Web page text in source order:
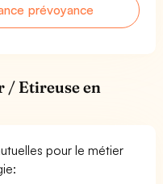
prévoyance
/ Etireuse en
pour le métier